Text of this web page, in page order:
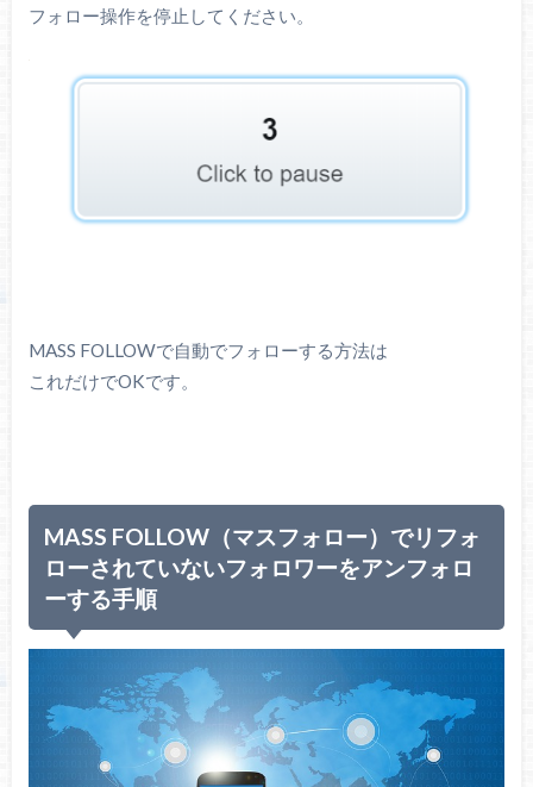
フォロー操作を停止してください。
MASS FOLLOWで自動でフォローする方法は
これだけでOKです。
MASS FOLLOW（マスフォロー）でリフォ
ローされていないフォロワーをアンフォロ
ーする手順